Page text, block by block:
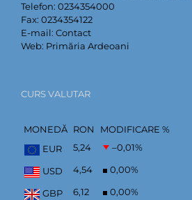
Telefon: 0234354000
Fax: 0234354122
E-mail: Contact
Web: Primăria Ardeoani
CURS VALUTAR
MONEDĂ RON
MODIFICARE %
EUR
5,24 –0,01%
USD 4,54 0,00%
GBP 6,12 0,00%